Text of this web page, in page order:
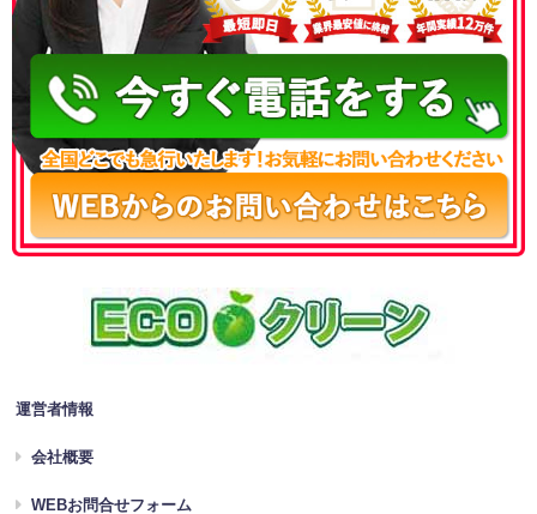
050-3186-4780
運営者情報
会社概要
WEBお問合せフォーム